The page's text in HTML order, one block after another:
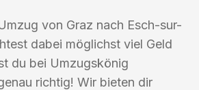
von Graz nach Esch-sur-
dabei möglichst viel Geld
du bei Umzugskönig
richtig! Wir bieten dir